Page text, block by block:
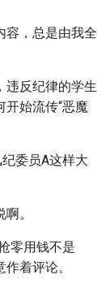
容，总是由我全
违反纪律的学生
始流传“恶魔
委员A这样大
。
零用钱不是
着评论。